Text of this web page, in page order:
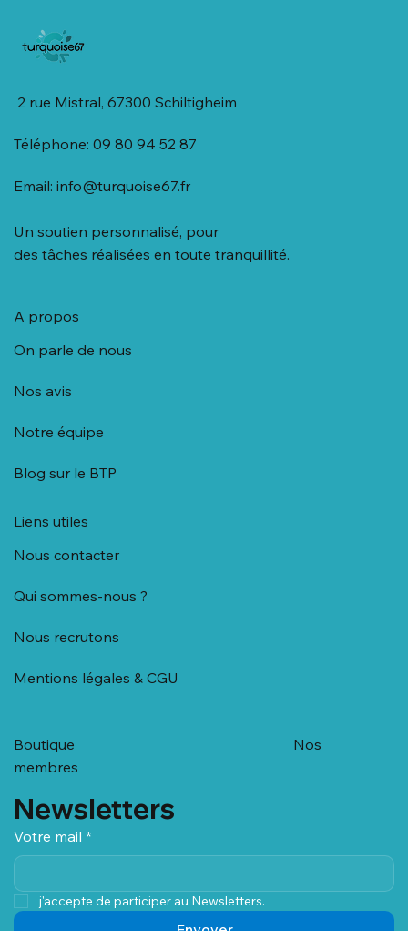
2 rue Mistral, 67300 Schiltigheim
Téléphone: 09 80 94 52 87
Email:info@turquoise67.fr
Un soutien personnalisé, pour
des tâches réalisées en toute tranquillité.
A propos
On parle de nous
Nos avis
Notre équipe
Blog sur le BTP
Liens utiles
Nous contacter
Qui sommes-nous ?
Nous recrutons
Mentions légales & CGU
Boutique
Nos
membres
Votre mail *
j'accepte de participer au Newsletters.
Newsletters